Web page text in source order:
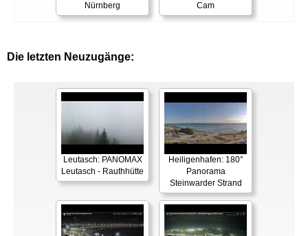
Nürnberg
Cam
Die letzten Neuzugänge:
Leutasch: PANOMAX
Leutasch - Rauthhütte
Heiligenhafen: 180°
Panorama
Steinwarder Strand